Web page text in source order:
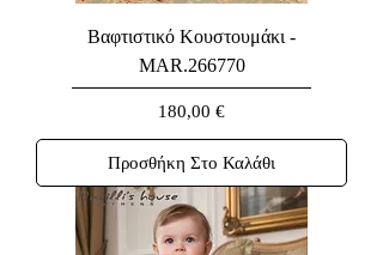
Βαφτιστικό Κουστουμάκι -
MAR.266770
Τιμή
180,00 €
Προσθήκη Στο Καλάθι